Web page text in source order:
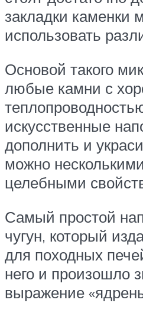
закладки каменки
использовать
Основой такого
любые камни с
искусственные
дополнить и
можно
целебными
Самый простой
чугун, который
для походных
него и произошло
выражение